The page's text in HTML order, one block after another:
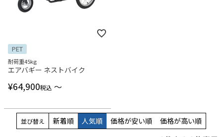
PET
耐荷重45kg
エアバギー ネストバイク
¥64,900税込 〜
並び替え 新着順 人気順 価格が安い順 価格が高い順